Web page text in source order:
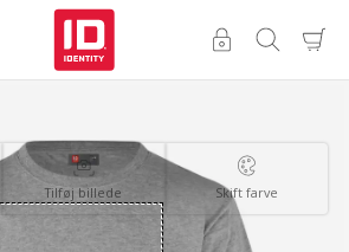
Tilføj billede Skift farve